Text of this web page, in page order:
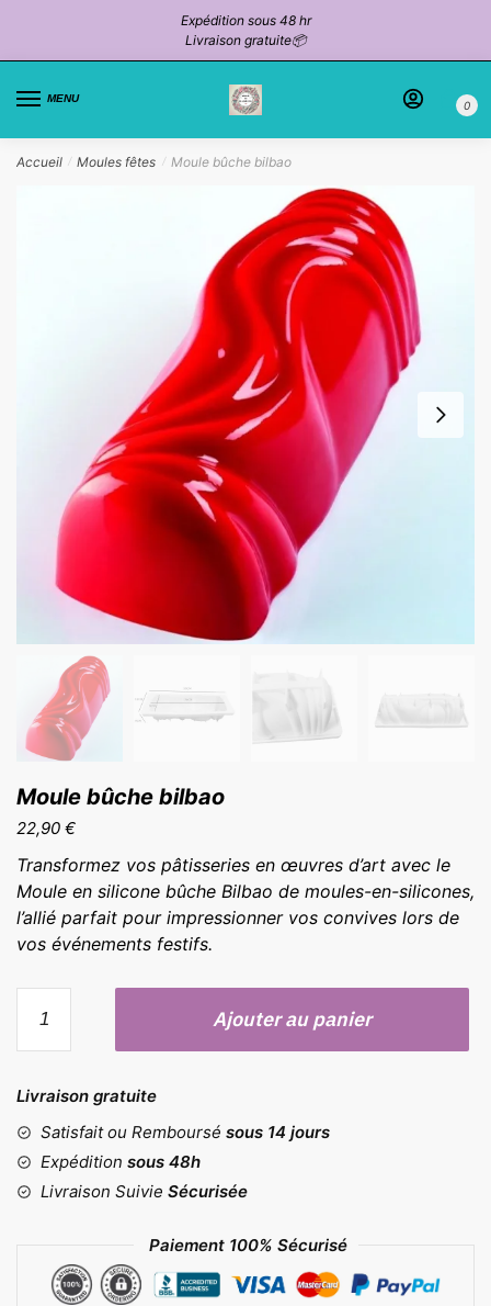
la
navigation
contenu
Expédition sous 48 hr
Livraison gratuite📦
MENU
0
Accueil / Moules fêtes / Moule bûche bilbao
Moule bûche bilbao
22,90 €
Transformez vos pâtisseries en œuvres d’art avec le
Moule en silicone bûche Bilbao de moules-en-silicones,
l’allié parfait pour impressionner vos convives lors de
vos événements festifs.
Moule
bilbao
Ajouter au panier
Livraison gratuite
Satisfait ou Remboursé sous 14 jours
Expédition sous 48h
Livraison Suivie Sécurisée
Paiement 100% Sécurisé